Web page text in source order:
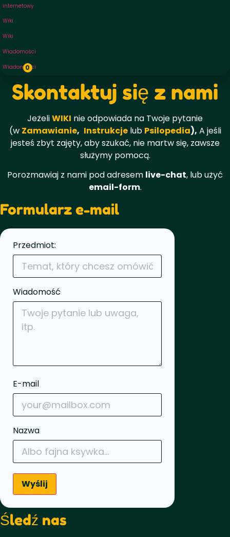
internetowy
Wiki
Wiki
Wiadomości
Wiadomości
0
Skontaktuj się z nami
JeżeliWIKI nie odpowiada na Twoje pytanie
(w Zamawianie, Instrukcjelub Psilopedia), A jeśli
jesteś zbyt zajęty, aby szukać, nie martw się, zawsze
służymy pomocą.
Porozmawiaj z nami pod adresem live-chat, lub użyć
email-form.
Formularz e-mail
Przedmiot:
Wiadomość
E-mail
Nazwa
Wyślij
Śledź nas